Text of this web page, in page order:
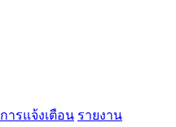
การแจ้งเตือน รายงาน